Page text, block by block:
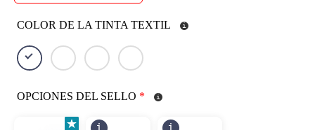
COLOR DE LA TINTA TEXTIL
OPCIONES DEL SELLO *